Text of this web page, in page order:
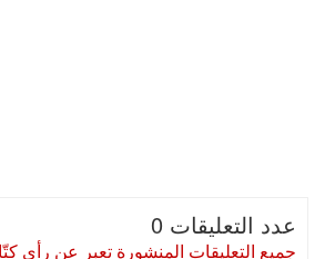
عدد التعليقات 0
جميع التعليقات المنشورة تعبر عن رأي